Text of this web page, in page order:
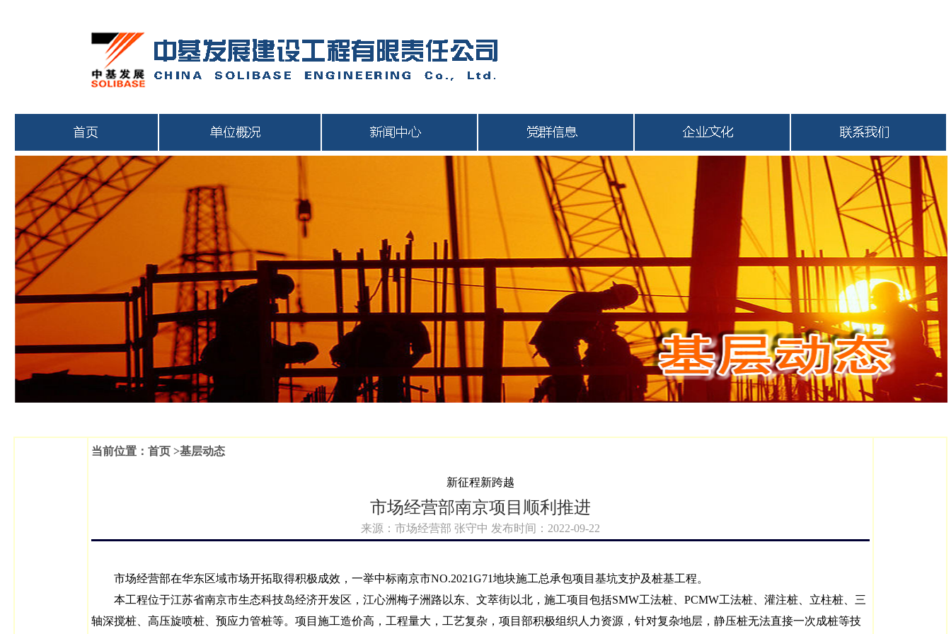
当前位置：首页 >基层动态
新征程新跨越
市场经营部南京项目顺利推进
来源：市场经营部 张守中 发布时间：2022-09-22
市场经营部在华东区域市场开拓取得积极成效，一举中标南京市NO.2021G71地块施工总承包项目基坑支护及桩基工程。
本工程位于江苏省南京市生态科技岛经济开发区，江心洲梅子洲路以东、文萃街以北，施工项目包括SMW工法桩、PCMW工法桩、灌注桩、立柱桩、三
轴深搅桩、高压旋喷桩、预应力管桩等。项目施工造价高，工程量大，工艺复杂，项目部积极组织人力资源，针对复杂地层，静压桩无法直接一次成桩等技